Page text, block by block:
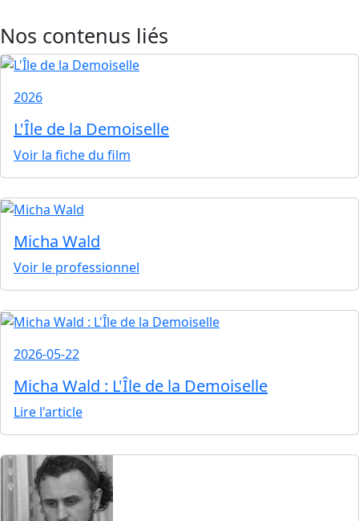
Nos contenus liés
2026
L'Île de la Demoiselle
Voir la fiche du film
Micha Wald
Voir le professionnel
2026-05-22
Micha Wald : L'Île de la Demoiselle
Lire l'article